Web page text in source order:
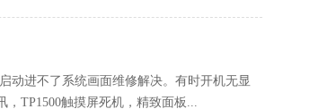
动进不了系统画面维修解决。有时开机无显
，TP1500触摸屏死机，精致面板...